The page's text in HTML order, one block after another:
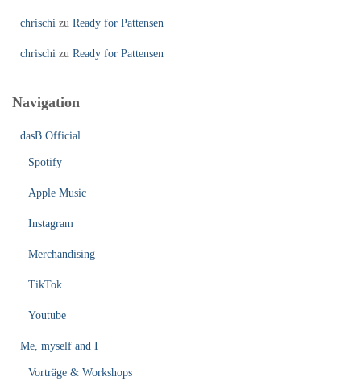
chrischi zu Ready for Pattensen
chrischi zu Ready for Pattensen
Navigation
dasB Official
Spotify
Apple Music
Instagram
Merchandising
TikTok
Youtube
Me, myself and I
Vorträge & Workshops